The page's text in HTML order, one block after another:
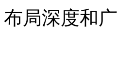
布局深度和